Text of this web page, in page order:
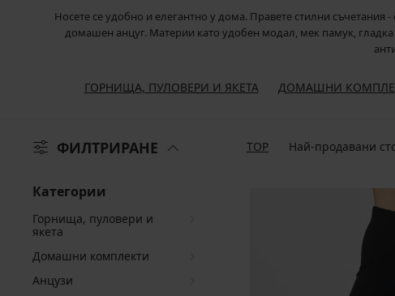
Носете се удобно и елегантно у дома. Правете стилни
домашен анцуг. Материи като удобен модал, мек памук, гладка
ГОРНИЩА, ПУЛОВЕРИ И ЯКЕТА ДОМАШНИ
ФИЛТРИРАНЕ TOP Най-продавани
Категории
Горнища, пуловери и
якета
Домашни комплекти
Анцузи